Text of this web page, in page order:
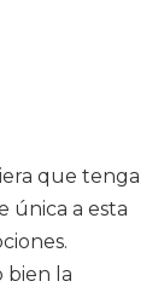
que tenga
única a esta
bien la